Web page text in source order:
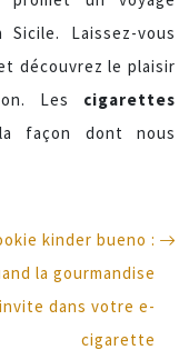
Laissez-vous
découvrez le plaisir
Les cigarettes
façon dont nous
kinder bueno :
la gourmandise
dans votre e-
cigarette